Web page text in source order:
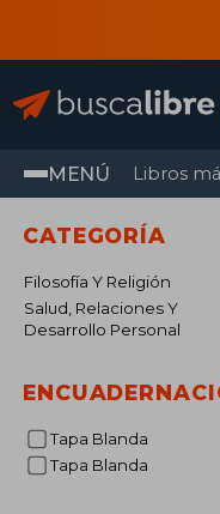
MENÚ Libros
CATEGORÍA
Filosofía Y Religión
Salud, Relaciones Y
Desarrollo Personal
Tapa Blanda
Tapa Blanda